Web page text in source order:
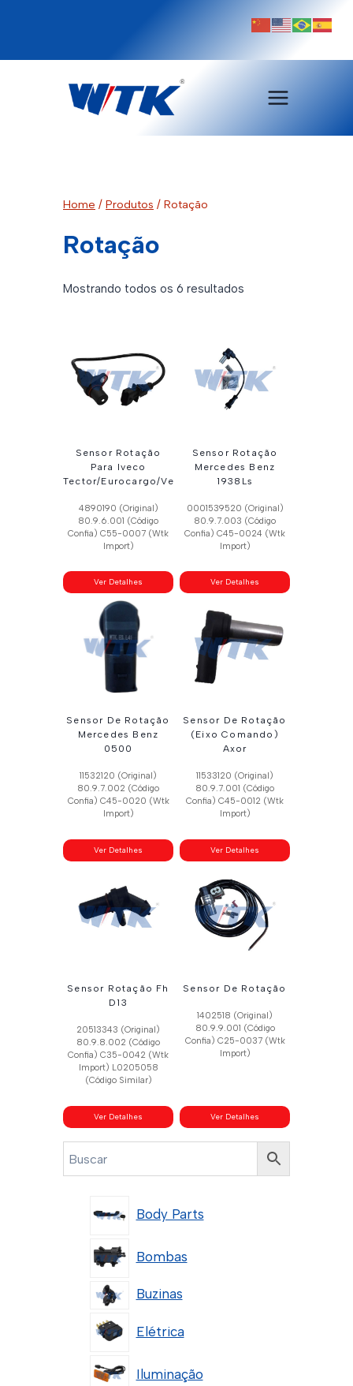
Home / Produtos / Rotação
Rotação
Mostrando todos os 6 resultados
Sensor Rotação
Para Iveco
Tector/Eurocargo/Vertis
4890190 (Original)
80.9.6.001 (Código
Confia) C55-0007 (Wtk
Import)
Ver Detalhes
Sensor Rotação
Mercedes Benz
1938Ls
0001539520 (Original)
80.9.7.003 (Código
Confia) C45-0024 (Wtk
Import)
Ver Detalhes
Sensor De Rotação
Mercedes Benz
0500
11532120 (Original)
80.9.7.002 (Código
Confia) C45-0020 (Wtk
Import)
Ver Detalhes
Sensor De Rotação
(Eixo Comando)
Axor
11533120 (Original)
80.9.7.001 (Código
Confia) C45-0012 (Wtk
Import)
Ver Detalhes
Sensor Rotação Fh
D13
20513343 (Original)
80.9.8.002 (Código
Confia) C35-0042 (Wtk
Import) L0205058
(Código Similar)
Ver Detalhes
Sensor De Rotação
1402518 (Original)
80.9.9.001 (Código
Confia) C25-0037 (Wtk
Import)
Ver Detalhes
Body Parts
Bombas
Buzinas
Elétrica
Iluminação